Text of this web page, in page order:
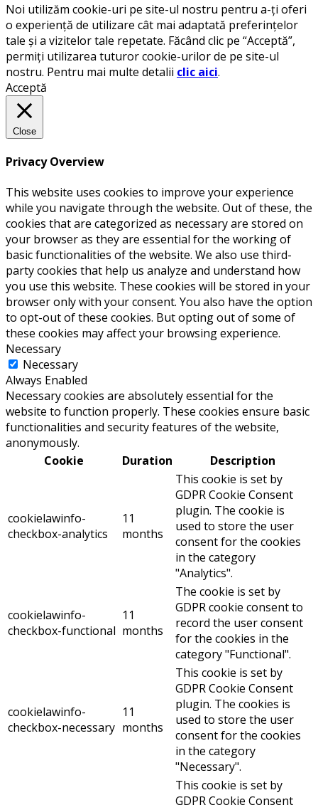
Noi utilizăm cookie-uri pe site-ul nostru pentru a-ți oferi
o experiență de utilizare cât mai adaptată preferințelor
tale și a vizitelor tale repetate. Făcând clic pe “Acceptă”,
permiți utilizarea tuturor cookie-urilor de pe site-ul
nostru. Pentru mai multe detalii clic aici.
Acceptă
Close
Privacy Overview
This website uses cookies to improve your experience
while you navigate through the website. Out of these, the
cookies that are categorized as necessary are stored on
your browser as they are essential for the working of
basic functionalities of the website. We also use third-
party cookies that help us analyze and understand how
you use this website. These cookies will be stored in your
browser only with your consent. You also have the option
to opt-out of these cookies. But opting out of some of
these cookies may affect your browsing experience.
Necessary
Necessary
Always Enabled
Necessary cookies are absolutely essential for the
website to function properly. These cookies ensure basic
functionalities and security features of the website,
anonymously.
Cookie
Duration Description
cookielawinfo-
checkbox-analytics
11
months
This cookie is set by
GDPR Cookie Consent
plugin. The cookie is
used to store the user
consent for the cookies
in the category
"Analytics".
cookielawinfo-
checkbox-functional
11
months
The cookie is set by
GDPR cookie consent to
record the user consent
for the cookies in the
category "Functional".
cookielawinfo-
checkbox-necessary
11
months
This cookie is set by
GDPR Cookie Consent
plugin. The cookies is
used to store the user
consent for the cookies
in the category
"Necessary".
This cookie is set by
GDPR Cookie Consent